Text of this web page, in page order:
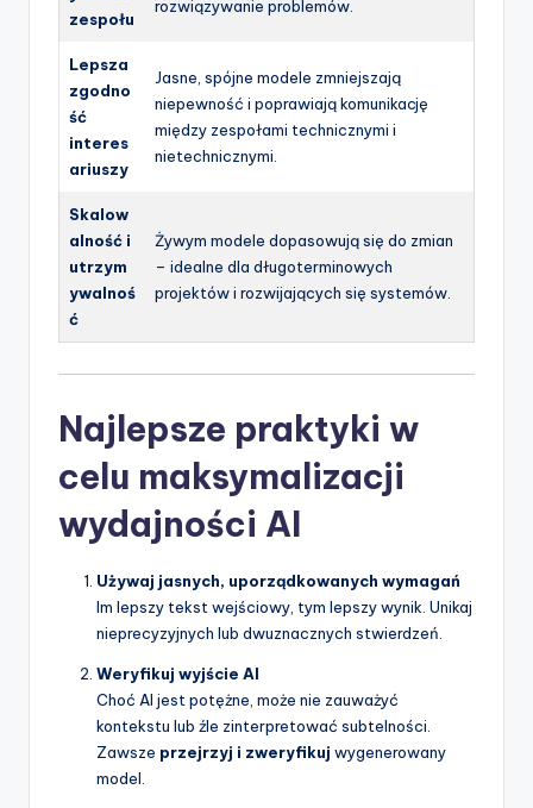
zespołu
rozwiązywanie problemów.
Lepsza
zgodno
ść
interes
ariuszy
Jasne, spójne modele zmniejszają
niepewność i poprawiają komunikację
między zespołami technicznymi i
nietechnicznymi.
Skalow
alność i
utrzym
ywalnoś
ć
Żywym modele dopasowują się do zmian
– idealne dla długoterminowych
projektów i rozwijających się systemów.
Najlepsze praktyki w
celu maksymalizacji
wydajności AI
Używaj jasnych, uporządkowanych wymagań
Im lepszy tekst wejściowy, tym lepszy wynik. Unikaj
nieprecyzyjnych lub dwuznacznych stwierdzeń.
Weryfikuj wyjście AI
Choć AI jest potężne, może nie zauważyć
kontekstu lub źle zinterpretować subtelności.
Zawsze przejrzyj i zweryfikuj wygenerowany
model.